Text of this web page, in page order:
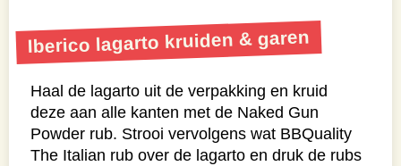
Iberico lagarto kruiden & garen
Haal de lagarto uit de verpakking en kruid
deze aan alle kanten met de Naked Gun
Powder rub. Strooi vervolgens wat BBQuality
The Italian rub over de lagarto en druk de rubs